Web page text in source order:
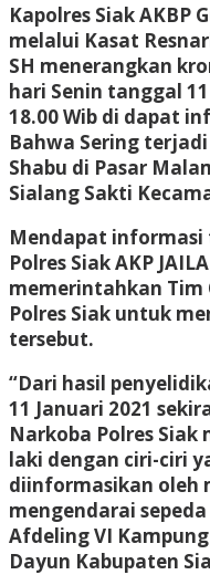
Kapolres Siak AKBP
melalui Kasat
SH menerangkan
hari Senin tanggal
18.00 Wib di dapat
Bahwa Sering
Shabu di Pasar
Sialang Sakti
Mendapat informasi
Polres Siak AKP
memerintahkan Tim
Polres Siak untuk
tersebut.
“Dari hasil
11 Januari 2021
Narkoba Polres
laki dengan ciri-ciri
diinformasikan oleh
mengendarai
Afdeling VI
Dayun Kabupaten